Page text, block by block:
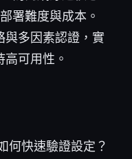
署難度與成本。
與多因素認證，實
可用性。
何快速驗證設定？